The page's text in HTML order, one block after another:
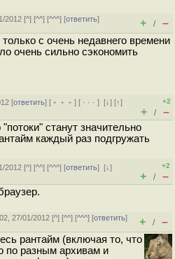
2012 [^] [^^] [^^^] [ответить]
+ / –
с очень недавнего времени
очень сильно сэкономить
[ответить] [ ﹢﹢﹢] [ · · ·][↓] [↑]
+2
+ / –
станут значительно
каждый раз подгружать
2012 [^] [^^] [^^^] [ответить][↓]
+2
+ / –
27/01/2012 [^] [^^] [^^^] [ответить]
+ / –
рантайм (включая то, что
по разным архивам и